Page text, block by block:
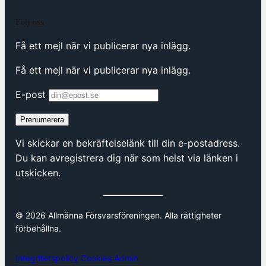
Få ett mejl när vi publicerar nya inlägg.
Få ett mejl när vi publicerar nya inlägg.
E-post
Prenumerera
Vi skickar en bekräftelselänk till din e-postadress.
Du kan avregistrera dig när som helst via länken i
utskicken.
© 2026 Allmänna Försvarsföreningen. Alla rättigheter
förbehållna.
Integritetspolicy Cookies Admin